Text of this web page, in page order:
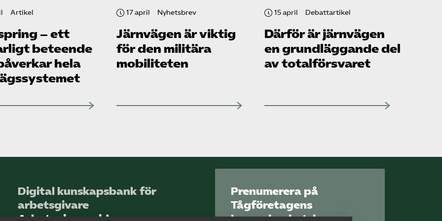
Artikel
– ett
beteende
hela
17 april Nyhetsbrev
Järnvägen är viktig
för den militära
mobiliteten
15 april Debattartikel
Därför är järnvägen
en grundläggande del
av totalförsvaret
Digital kunskapsbank för
arbetsgivare
Prenumerera på
Tågföretagens